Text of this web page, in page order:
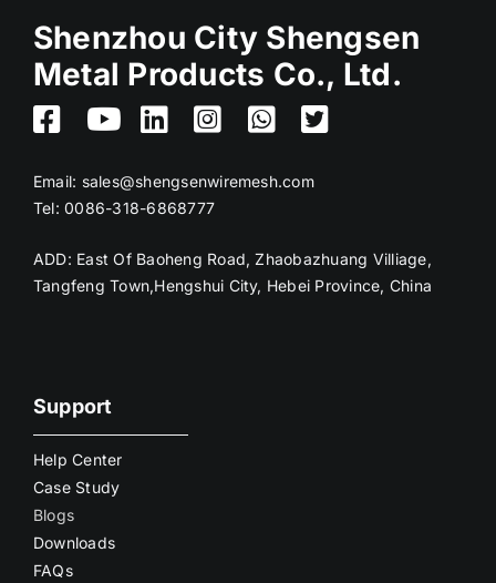
Shenzhou City Shengsen
Metal Products Co., Ltd.
Email: sales@shengsenwiremesh.com
Tel: 0086-318-6868777
ADD: East Of Baoheng Road, Zhaobazhuang Villiage,
Tangfeng Town,Hengshui City, Hebei Province, China
Support
Help Center
Case Study
Blogs
Downloads
FAQs